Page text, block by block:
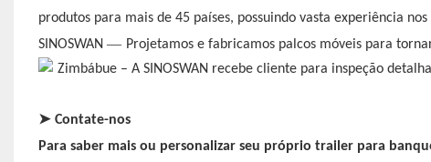
produtos para mais de 45 países, possuindo vasta experiência
SINOSWAN — Projetamos e fabricamos palcos móveis para
➤ Contate-nos
Para saber mais ou personalizar seu próprio trailer para